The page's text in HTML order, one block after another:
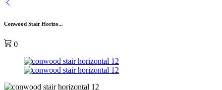
Conwood Stair Horizo...
0